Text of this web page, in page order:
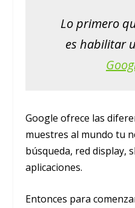
Lo primero
es habilitar
Google ofrece las
muestres al mundo tu
búsqueda, red display,
aplicaciones.
Entonces para